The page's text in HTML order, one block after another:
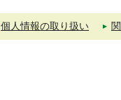
個人情報の取り扱い